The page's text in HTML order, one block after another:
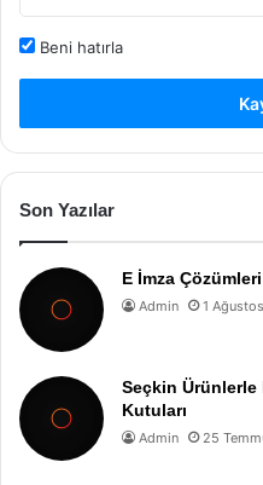
Beni hatırla
Son Yazılar
E İmza
Admin 1
Seçkin Ürünlerle
Kutuları
Admin 25